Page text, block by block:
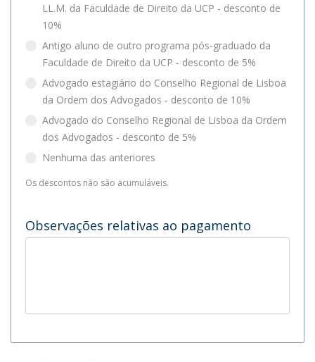
LL.M. da Faculdade de Direito da UCP - desconto de
10%
Antigo aluno de outro programa pós-graduado da
Faculdade de Direito da UCP - desconto de 5%
Advogado estagiário do Conselho Regional de Lisboa
da Ordem dos Advogados - desconto de 10%
Advogado do Conselho Regional de Lisboa da Ordem
dos Advogados - desconto de 5%
Nenhuma das anteriores
Os descontos não são acumuláveis.
Observações relativas ao pagamento